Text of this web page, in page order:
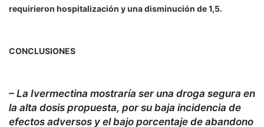
requirieron hospitalización y una disminución de 1,5.
CONCLUSIONES
– La Ivermectina mostraría ser una droga segura en
la alta dosis propuesta, por su baja incidencia de
efectos adversos y el bajo porcentaje de abandono